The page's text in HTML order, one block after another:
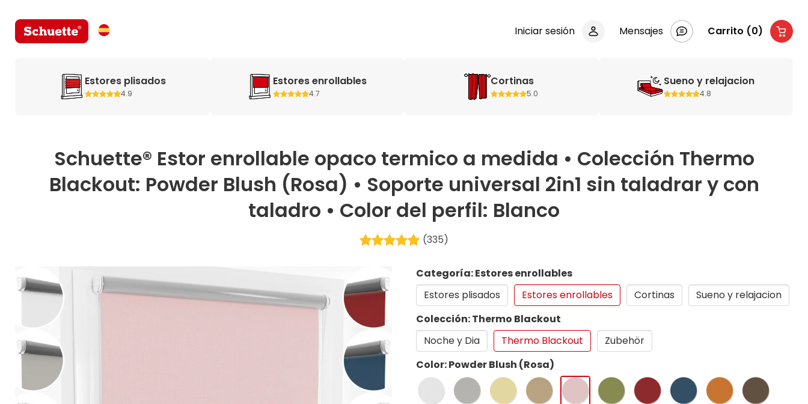
Iniciar sesión Mensajes Carrito (0)
Estores plisados
4.9
Estores enrollables
4.7
Cortinas
5.0
Sueno y relajacion
4.8
Schuette® Estor enrollable opaco termico a medida • Colección Thermo
Blackout: Powder Blush (Rosa) • Soporte universal 2in1 sin taladrar y con
taladro • Color del perfil: Blanco
(335)
Categoría: Estores enrollables
Estores plisados
Estores enrollables Cortinas
Sueno y relajacion
Colección: Thermo Blackout
Noche y Dia
Thermo Blackout
Zubehör
Color: Powder Blush (Rosa)